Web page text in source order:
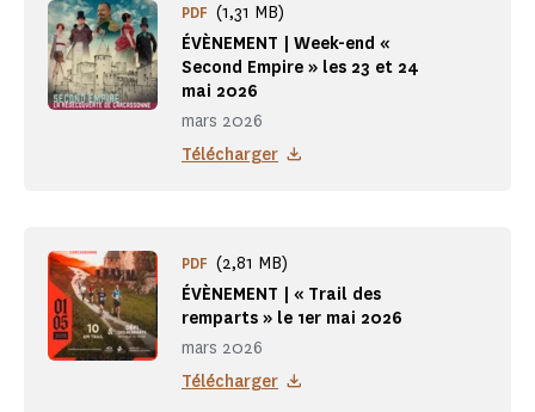
ÉVÈNEMENT | Week-end «
Second Empire » les 23 et 24
mai 2026
mars 2026
PDF (1,31 MB)
Télécharger
ÉVÈNEMENT | « Trail des
remparts » le 1er mai 2026
mars 2026
PDF (2,81 MB)
Télécharger